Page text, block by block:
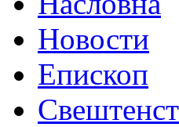
Новости
Епископ